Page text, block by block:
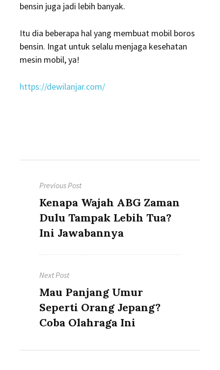
bensin juga jadi lebih banyak.
Itu dia beberapa hal yang membuat mobil boros
bensin. Ingat untuk selalu menjaga kesehatan
mesin mobil, ya!
https://dewilanjar.com/
navigation
Previous Post
Previous
post:
Kenapa Wajah ABG Zaman
Dulu Tampak Lebih Tua?
Ini Jawabannya
Next Post
Next
post:
Mau Panjang Umur
Seperti Orang Jepang?
Coba Olahraga Ini